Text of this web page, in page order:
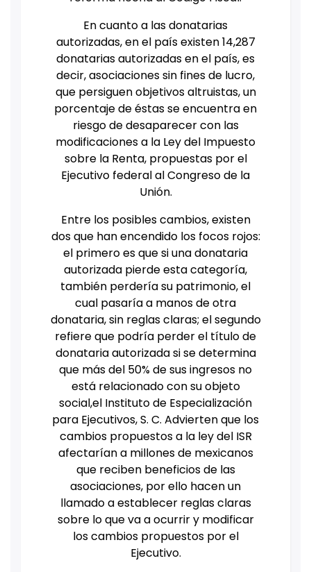
En cuanto a las donatarias
autorizadas, en el país existen 14,287
donatarias autorizadas en el país, es
decir, asociaciones sin fines de lucro,
que persiguen objetivos altruistas, un
porcentaje de éstas se encuentra en
riesgo de desaparecer con las
modificaciones a la Ley del Impuesto
sobre la Renta, propuestas por el
Ejecutivo federal al Congreso de la
Unión.
Entre los posibles cambios, existen
dos que han encendido los focos rojos:
el primero es que si una donataria
autorizada pierde esta categoría,
también perdería su patrimonio, el
cual pasaría a manos de otra
donataria, sin reglas claras; el segundo
refiere que podría perder el título de
donataria autorizada si se determina
que más del 50% de sus ingresos no
está relacionado con su objeto
social,el Instituto de Especialización
para Ejecutivos, S. C. Advierten que los
cambios propuestos a la ley del ISR
afectarían a millones de mexicanos
que reciben beneficios de las
asociaciones, por ello hacen un
llamado a establecer reglas claras
sobre lo que va a ocurrir y modificar
los cambios propuestos por el
Ejecutivo.